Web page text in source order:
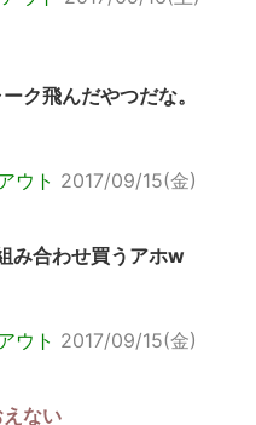
ク飛んだやつだな。
ウト 2017/09/15(金)
み合わせ買うアホw
ウト 2017/09/15(金)
ない